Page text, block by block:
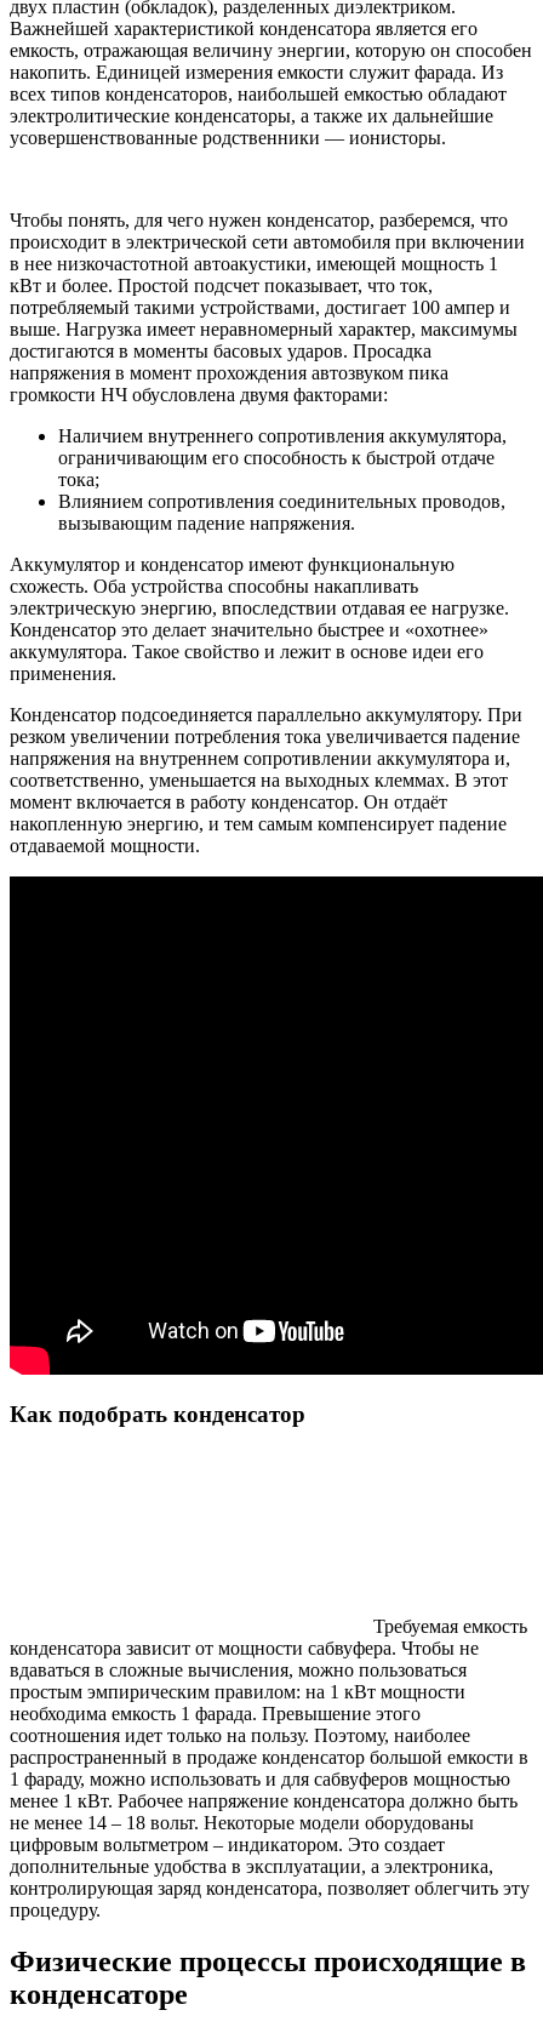
двух пластин (обкладок), разделенных диэлектриком.
Важнейшей характеристикой конденсатора является его
емкость, отражающая величину энергии, которую он способен
накопить. Единицей измерения емкости служит фарада. Из
всех типов конденсаторов, наибольшей емкостью обладают
электролитические конденсаторы, а также их дальнейшие
усовершенствованные родственники — ионисторы.
Чтобы понять, для чего нужен конденсатор, разберемся, что
происходит в электрической сети автомобиля при включении
в нее низкочастотной автоакустики, имеющей мощность 1
кВт и более. Простой подсчет показывает, что ток,
потребляемый такими устройствами, достигает 100 ампер и
выше. Нагрузка имеет неравномерный характер, максимумы
достигаются в моменты басовых ударов. Просадка
напряжения в момент прохождения автозвуком пика
громкости НЧ обусловлена двумя факторами:
Наличием внутреннего сопротивления аккумулятора,
ограничивающим его способность к быстрой отдаче
тока;
Влиянием сопротивления соединительных проводов,
вызывающим падение напряжения.
Аккумулятор и конденсатор имеют функциональную
схожесть. Оба устройства способны накапливать
электрическую энергию, впоследствии отдавая ее нагрузке.
Конденсатор это делает значительно быстрее и «охотнее»
аккумулятора. Такое свойство и лежит в основе идеи его
применения.
Конденсатор подсоединяется параллельно аккумулятору. При
резком увеличении потребления тока увеличивается падение
напряжения на внутреннем сопротивлении аккумулятора и,
соответственно, уменьшается на выходных клеммах. В этот
момент включается в работу конденсатор. Он отдаёт
накопленную энергию, и тем самым компенсирует падение
отдаваемой мощности.
Как подобрать конденсатор
Требуемая емкость
конденсатора зависит от мощности сабвуфера. Чтобы не
вдаваться в сложные вычисления, можно пользоваться
простым эмпирическим правилом: на 1 кВт мощности
необходима емкость 1 фарада. Превышение этого
соотношения идет только на пользу. Поэтому, наиболее
распространенный в продаже конденсатор большой емкости в
1 фараду, можно использовать и для сабвуферов мощностью
менее 1 кВт. Рабочее напряжение конденсатора должно быть
не менее 14 – 18 вольт. Некоторые модели оборудованы
цифровым вольтметром – индикатором. Это создает
дополнительные удобства в эксплуатации, а электроника,
контролирующая заряд конденсатора, позволяет облегчить эту
процедуру.
Физические процессы происходящие в
конденсаторе